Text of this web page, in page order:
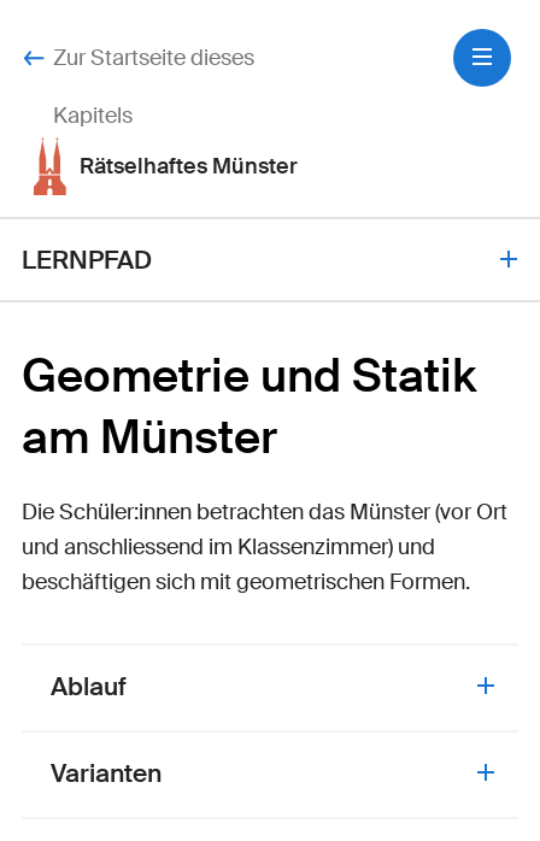
Zur Startseite dieses
Kapitels
Rätselhaftes Münster
Geometrie und Statik
am Münster
Die Schüler:innen betrachten das Münster (vor Ort
und anschliessend im Klassenzimmer) und
beschäftigen sich mit geometrischen Formen.
Ablauf
Varianten
LERNPFAD
Münster
3 bis 4 Lektionen